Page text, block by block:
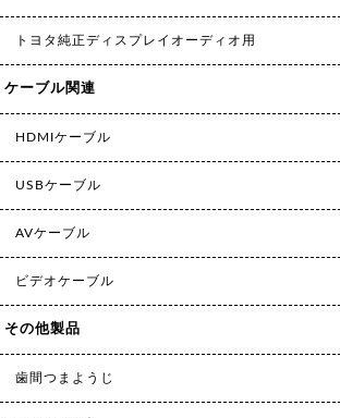
トヨタ純正ディスプレイオーディオ用
ケーブル関連
HDMIケーブル
USBケーブル
AVケーブル
ビデオケーブル
その他製品
歯間つまようじ